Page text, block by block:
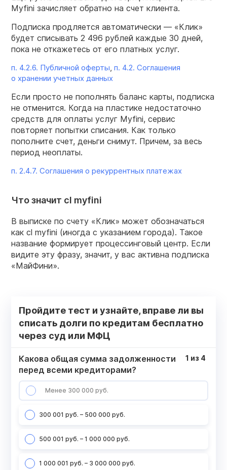
Myfini зачисляет обратно на счет клиента.
Подписка продляется автоматически — «Клик»
будет списывать 2 496 рублей каждые 30 дней,
пока не откажетесь от его платных услуг.
п. 4.2.6. Публичной оферты, п. 4.2. Соглашения
о хранении учетных данных
Если просто не пополнять баланс карты, подписка
не отменится. Когда на пластике недостаточно
средств для оплаты услуг Myfini, сервис
повторяет попытки списания. Как только
пополните счет, деньги снимут. Причем, за весь
период неоплаты.
п. 2.4.7. Соглашения о рекуррентных платежах
Что значит cl myfini
В выписке по счету «Клик» может обозначаться
как cl myfini (иногда с указанием города). Такое
название формирует процессинговый центр. Если
видите эту фразу, значит, у вас активна подписка
«МайФини».
Пройдите тест и узнайте, вправе ли вы
списать долги по кредитам бесплатно
через суд или МФЦ
Какова общая сумма задолженности
перед всеми кредиторами?
Менее 300 000 руб.
300 001 руб. – 500 000 руб.
500 001 руб. – 1 000 000 руб.
1 000 001 руб. – 3 000 000 руб.
1 из 4